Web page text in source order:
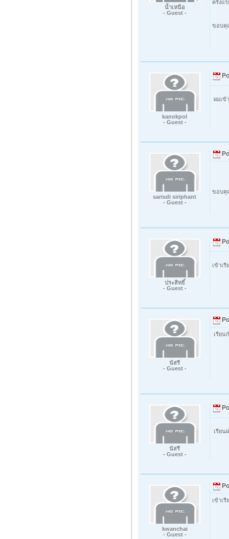
น้ำเหนือ
- Guest -
ครั้งแ
ขอบคุ
kanokpol
- Guest -
ผมเข้
sarisdi siriphant
- Guest -
ขอบคุ
ประสิทธิ์
- Guest -
เข้าเรี
นัสรี
- Guest -
เรียน
นัสรี
- Guest -
เรียน
kwanchai
- Guest -
เข้าเรี